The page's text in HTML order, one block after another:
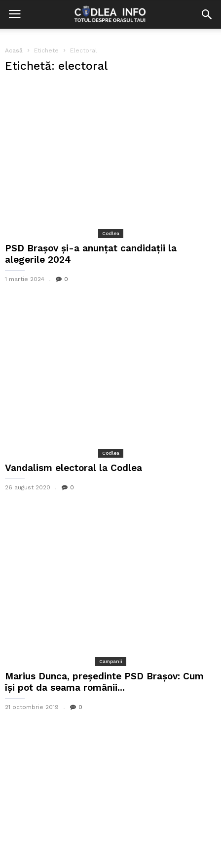
Acasă Etichete Electoral
Etichetă: electoral
Codlea
PSD Brașov și-a anunțat candidații la
alegerile 2024
1 martie 2024 0
Codlea
Vandalism electoral la Codlea
26 august 2020 0
Campanii
Marius Dunca, președinte PSD Brașov: Cum
își pot da seama românii...
21 octombrie 2019 0